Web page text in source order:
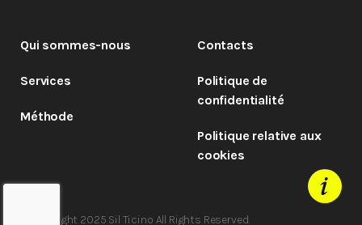
Qui sommes-nous
Services
Méthode
Contacts
Politique de
confidentialité
Politique relative aux
cookies
© Copyright 2025 Sil Ticino All Rights Reserved.